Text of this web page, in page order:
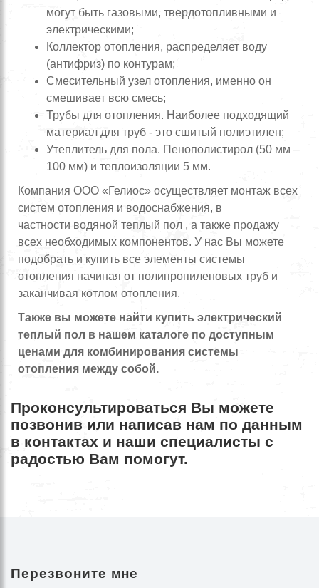
могут быть газовыми, твердотопливными и
электрическими;
Коллектор отопления, распределяет воду
(антифриз) по контурам;
Смесительный узел отопления, именно он
смешивает всю смесь;
Трубы для отопления. Наиболее подходящий
материал для труб - это сшитый полиэтилен;
Утеплитель для пола. Пенополистирол (50 мм –
100 мм) и теплоизоляции 5 мм.
Компания ООО «Гелиос» осуществляет монтаж всех
систем отопления и водоснабжения, в
частности водяной теплый пол , а также продажу
всех необходимых компонентов. У нас Вы можете
подобрать и купить все элементы системы
отопления начиная от полипропиленовых труб и
заканчивая котлом отопления.
Также вы можете найти купить электрический
теплый пол в нашем каталоге по доступным
ценами для комбинирования системы
отопления между собой.
Проконсультироваться Вы можете
позвонив или написав нам по данным
в контактах и наши специалисты с
радостью Вам помогут.
Перезвоните мне